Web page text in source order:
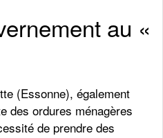
au «
(Essonne), également
des ordures ménagères
de prendre des